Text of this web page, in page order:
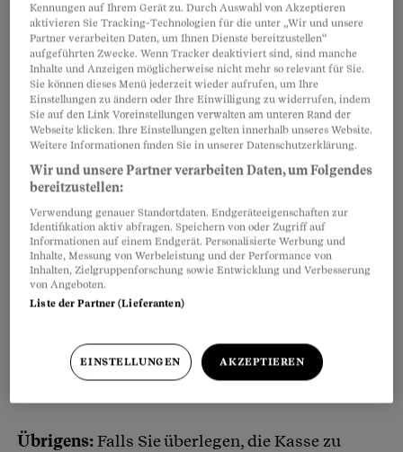
und auf das sogenannte Standardmodell.
«Standardmodell» heisst: DieFranchisebeträgt
300 Franken, und man hat freie Arztwahl.
Die meisten Versicherten haben aber andere
Modelle gewählt,um Prämien zu sparen. Sie
haben zum Beispiel einehöhere Franchise
vereinbart, sind in einem Hausarztmodell
versichert oder haben sich vielleicht für eine
höhere Franchise plus Telemedizinmodell
entschieden. Es gibt da viele verschiedene
Möglichkeiten, die Versicherungen bieten
unterschiedliche Modelle an. Wenn Sie also ein
solches Modell gewählt haben, kann die
Prämienerhöhung auch deutlich mehr betragen
Übrigens:Falls Sie überlegen, die Kasse zu
Kennungen auf Ihrem Gerät zu. Durch Auswahl von Akzeptieren
aktivieren Sie Tracking-Technologien für die unter „Wir und unsere
Partner verarbeiten Daten, um Ihnen Dienste bereitzustellen“
aufgeführten Zwecke. Wenn Tracker deaktiviert sind, sind manche
Inhalte und Anzeigen möglicherweise nicht mehr so relevant für Sie.
Sie können dieses Menü jederzeit wieder aufrufen, um Ihre
Einstellungen zu ändern oder Ihre Einwilligung zu widerrufen, indem
Sie auf den Link Voreinstellungen verwalten am unteren Rand der
Webseite klicken. Ihre Einstellungen gelten innerhalb unseres Website.
Weitere Informationen finden Sie in unserer Datenschutzerklärung.
Wir und unsere Partner verarbeiten Daten, um Folgendes
bereitzustellen:
Verwendung genauer Standortdaten. Endgeräteeigenschaften zur
Identifikation aktiv abfragen. Speichern von oder Zugriff auf
Informationen auf einem Endgerät. Personalisierte Werbung und
Inhalte, Messung von Werbeleistung und der Performance von
Inhalten, Zielgruppenforschung sowie Entwicklung und Verbesserung
von Angeboten.
Liste der Partner (Lieferanten)
EINSTELLUNGEN AKZEPTIEREN